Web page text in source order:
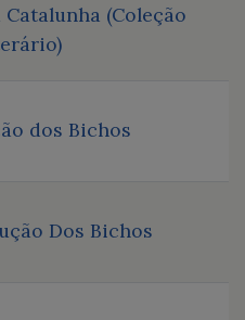
(Coleção
dos Bichos
Dos Bichos